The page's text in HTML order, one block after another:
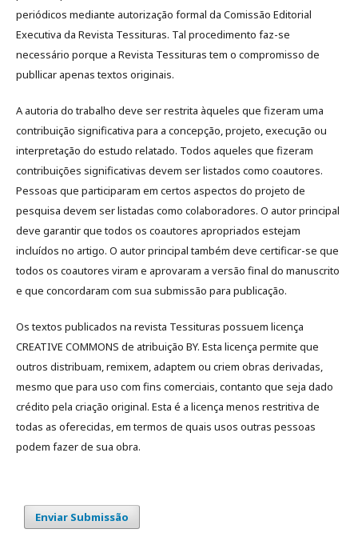
periódicos mediante autorização formal da Comissão Editorial
Executiva da Revista Tessituras. Tal procedimento faz-se
necessário porque a Revista Tessituras tem o compromisso de
publlicar apenas textos originais.
A autoria do trabalho deve ser restrita àqueles que fizeram uma
contribuição significativa para a concepção, projeto, execução ou
interpretação do estudo relatado. Todos aqueles que fizeram
contribuições significativas devem ser listados como coautores.
Pessoas que participaram em certos aspectos do projeto de
pesquisa devem ser listadas como colaboradores. O autor principal
deve garantir que todos os coautores apropriados estejam
incluídos no artigo. O autor principal também deve certificar-se que
todos os coautores viram e aprovaram a versão final do manuscrito
e que concordaram com sua submissão para publicação.
Os textos publicados na revista Tessituras possuem licença
CREATIVE COMMONS de atribuição BY. Esta licença permite que
outros distribuam, remixem, adaptem ou criem obras derivadas,
mesmo que para uso com fins comerciais, contanto que seja dado
crédito pela criação original. Esta é a licença menos restritiva de
todas as oferecidas, em termos de quais usos outras pessoas
podem fazer de sua obra.
Enviar Submissão